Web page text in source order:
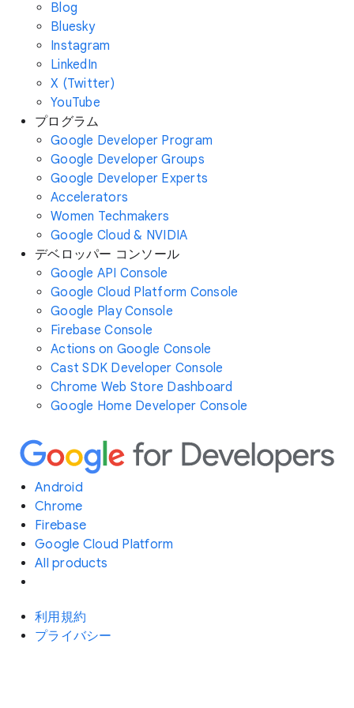
Blog
Bluesky
Instagram
LinkedIn
X (Twitter)
YouTube
プログラム
Google Developer Program
Google Developer Groups
Google Developer Experts
Accelerators
Women Techmakers
Google Cloud & NVIDIA
デベロッパー コンソール
Google API Console
Google Cloud Platform Console
Google Play Console
Firebase Console
Actions on Google Console
Cast SDK Developer Console
Chrome Web Store Dashboard
Google Home Developer Console
Android
Chrome
Firebase
Google Cloud Platform
All products
利用規約
プライバシー